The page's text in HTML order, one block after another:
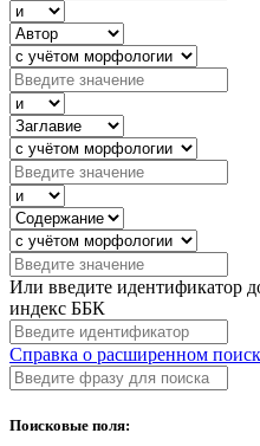
Или введите идентификатор
индекс ББК
Справка о расширенном
Поисковые поля: